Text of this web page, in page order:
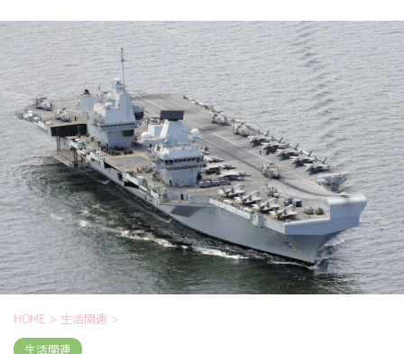
地
リカ海洋大気
庁
ヨーロッパ中
期予報センター 気象庁 8月31日
6:00 8月30日 5:20 8月1日に南鳥島
近海で猛烈な勢力へ 台風13号は、今
後、海面水温が29度以上の海域を西進
する見込みで、猛烈な勢力になる見込
み。
低調
か、
はか
ノコ
た。
いる
冬眠
まし
たコ
リー
HOME > 生活関連 >
生活関連